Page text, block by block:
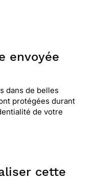
envoyée
dans de belles
protégées durant
de votre
cette